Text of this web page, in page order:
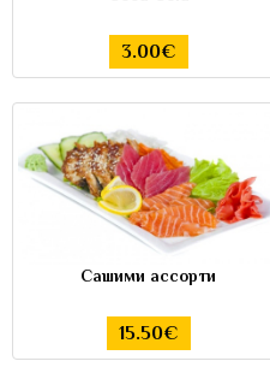
3.00€
Сашими ассорти
15.50€